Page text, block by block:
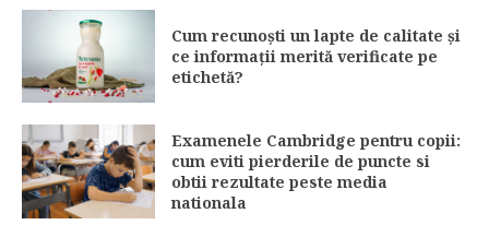
Cum recunoști un lapte de calitate și
ce informații merită verificate pe
etichetă?
Examenele Cambridge pentru copii:
cum eviti pierderile de puncte si
obtii rezultate peste media
nationala